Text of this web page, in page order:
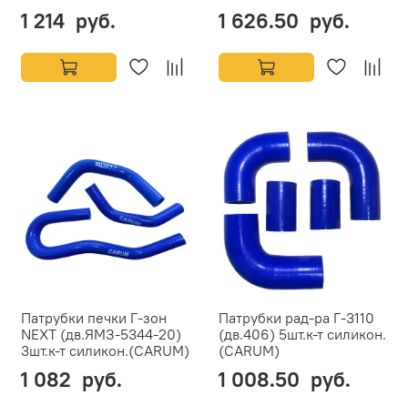
1 214 руб. 1 626.50 руб.
Патрубки печки Г-зон
NEXT (дв.ЯМЗ-5344-20)
3шт.к-т силикон.(CARUM)
1 082 руб.
Патрубки рад-ра Г-3110
(дв.406) 5шт.к-т силикон.
(CARUM)
1 008.50 руб.